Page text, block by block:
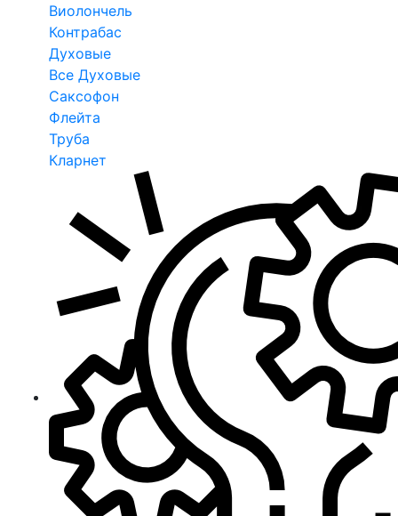
Виолончель
Контрабас
Духовые
Все Духовые
Саксофон
Флейта
Труба
Кларнет